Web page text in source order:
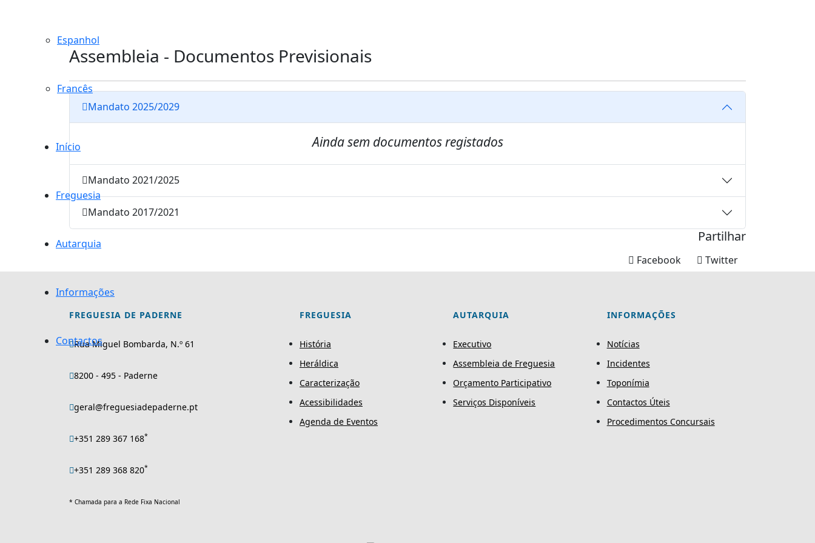
Espanhol
Francês
Início
Freguesia
Autarquia
Informações
Contactos
Assembleia - Documentos Previsionais
Mandato 2025/2029
Ainda sem documentos registados
Mandato 2021/2025
Mandato 2017/2021
Partilhar
Twitter
Facebook
FREGUESIA DE PADERNE
Rua Miguel Bombarda, N.º 61
8200 - 495 - Paderne
geral@freguesiadepaderne.pt
+351 289 367 168*
+351 289 368 820*
* Chamada para a Rede Fixa Nacional
FREGUESIA
História
Heráldica
Caracterização
Acessibilidades
Agenda de Eventos
AUTARQUIA
Executivo
Assembleia de Freguesia
Orçamento Participativo
Serviços Disponíveis
INFORMAÇÕES
Notícias
Incidentes
Toponímia
Contactos Úteis
Procedimentos Concursais